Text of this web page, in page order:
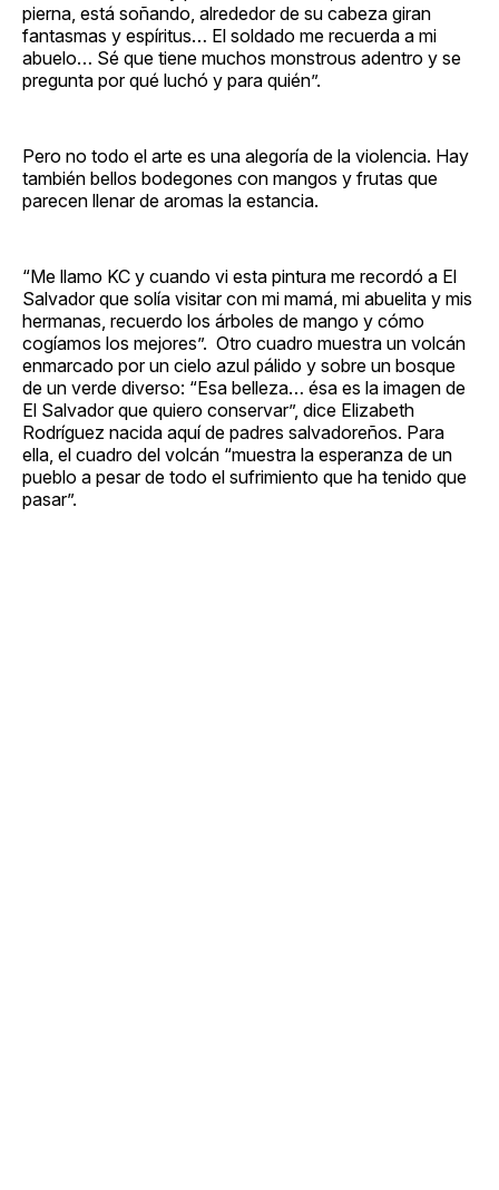
pierna, está soñando, alrededor de su cabeza giran
fantasmas y espíritus… El soldado me recuerda a mi
abuelo… Sé que tiene muchos monstrous adentro y se
pregunta por qué luchó y para quién”.
Pero no todo el arte es una alegoría de la violencia. Hay
también bellos bodegones con mangos y frutas que
parecen llenar de aromas la estancia.
“Me llamo KC y cuando vi esta pintura me recordó a El
Salvador que solía visitar con mi mamá, mi abuelita y mis
hermanas, recuerdo los árboles de mango y cómo
cogíamos los mejores”. Otro cuadro muestra un volcán
enmarcado por un cielo azul pálido y sobre un bosque
de un verde diverso: “Esa belleza… ésa es la imagen de
El Salvador que quiero conservar”, dice Elizabeth
Rodríguez nacida aquí de padres salvadoreños. Para
ella, el cuadro del volcán “muestra la esperanza de un
pueblo a pesar de todo el sufrimiento que ha tenido que
pasar”.